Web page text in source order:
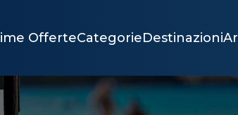
OfferteCategorieDestinazioni